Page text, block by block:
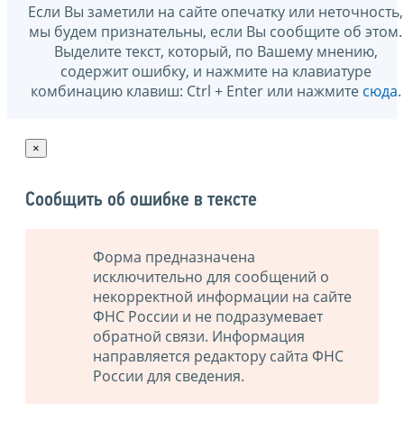
Если Вы заметили на сайте опечатку или неточность,
мы будем признательны, если Вы сообщите об этом.
Выделите текст, который, по Вашему мнению,
содержит ошибку, и нажмите на клавиатуре
комбинацию клавиш: Ctrl + Enter или нажмите сюда.
×
Сообщить об ошибке в тексте
Форма предназначена
исключительно для сообщений о
некорректной информации на сайте
ФНС России и не подразумевает
обратной связи. Информация
направляется редактору сайта ФНС
России для сведения.